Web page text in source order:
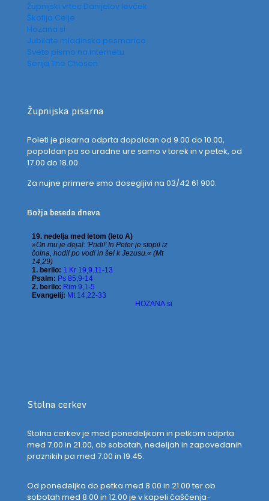
Župnijski vrtec Danijelov levček
Škofija Celje
Hozana.si
Jubilate mladinska pesmarica
Sveto pismo na internetu
Serija The Chosen
Župnijska pisarna
Poleti je pisarna odprta dopoldan od 9.00 do 10.00,
popoldan pa so uradne ure samo v torek in v petek, od
17.00 do 18.00.
Za nujne primere smo dosegljivi na 03/42 61 900.
Božja beseda dneva
Stolna cerkev
Stolna cerkev je med ponedeljkom in petkom odprta
med 7.00 in 21.00, ob sobotah, nedeljah in zapovedanih
praznikih pa med 7.00 in 19.45.
Od ponedeljka do petka med 8.00 in 21.00 ter ob
sobotah med 8.00 in 12.00 je v kapeli čaščenja-